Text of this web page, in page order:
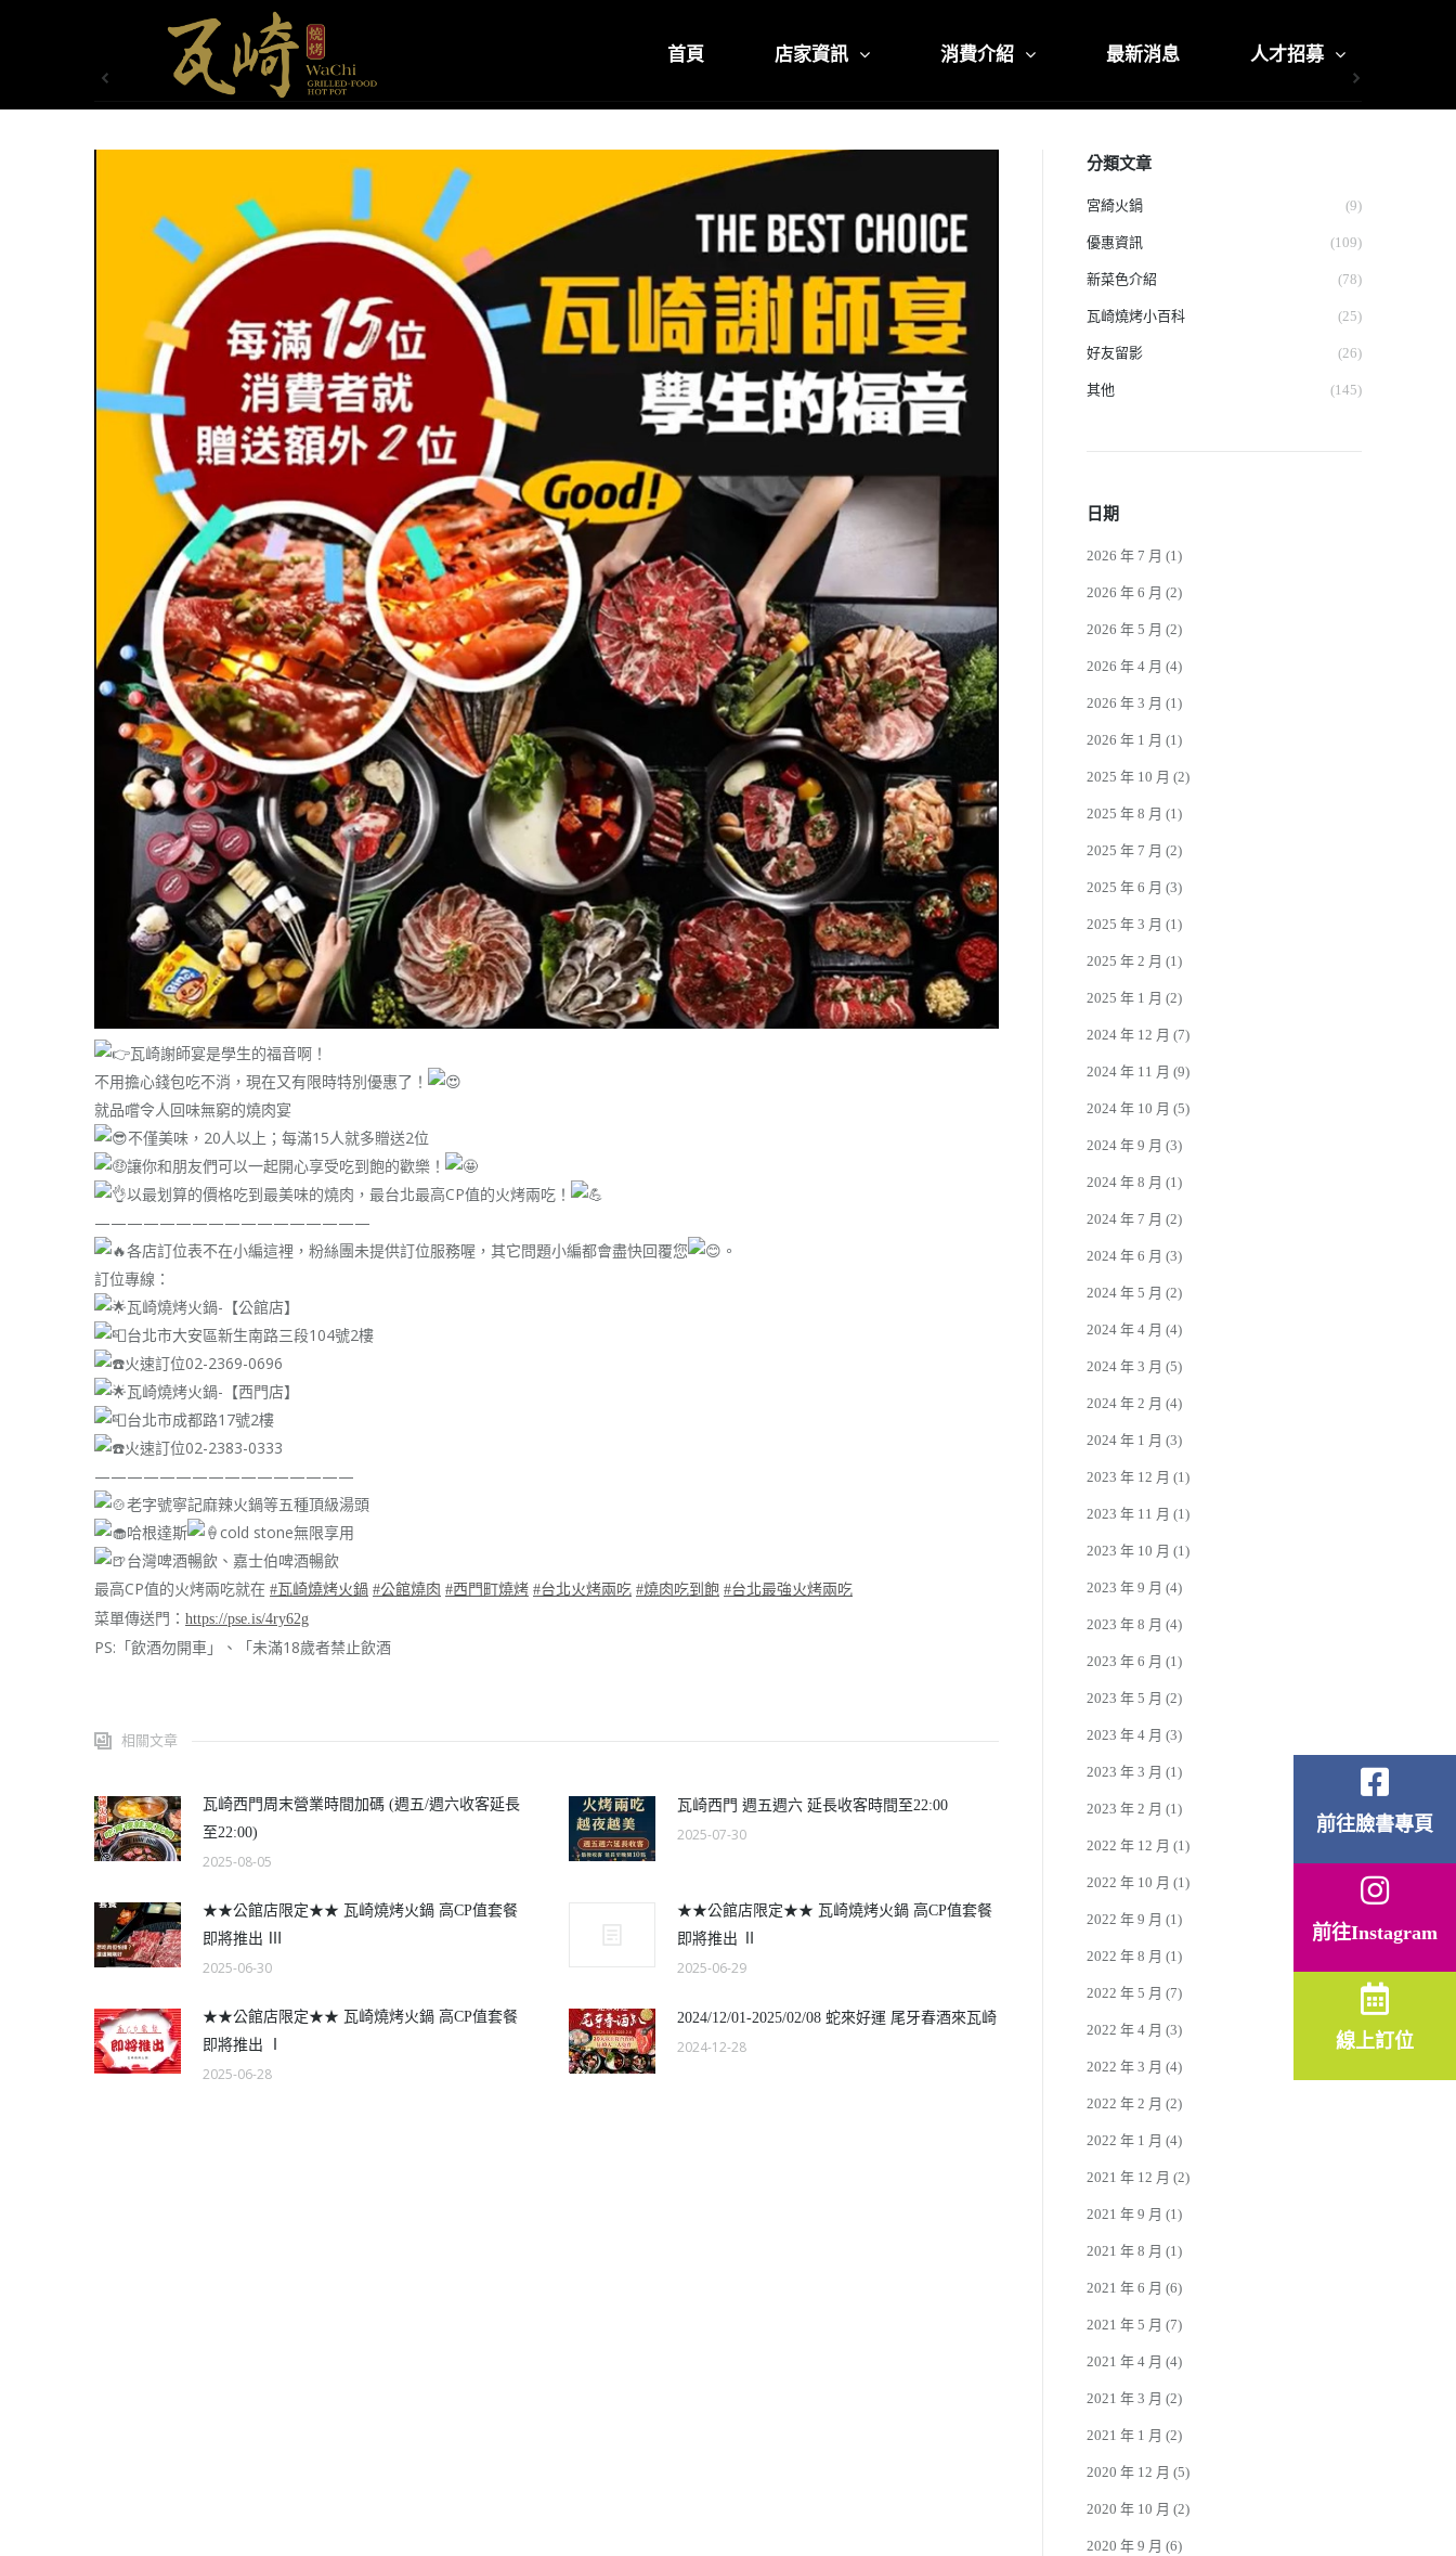
首頁 店家資訊 消費介紹 最新消息 人才招募
瓦崎謝師宴是學生的福音啊！
不用擔心錢包吃不消，現在又有限時特別優惠了！
就品嚐令人回味無窮的燒肉宴
不僅美味，20人以上；每滿15人就多贈送2位
讓你和朋友們可以一起開心享受吃到飽的歡樂！
以最划算的價格吃到最美味的燒肉，最台北最高CP值的火烤兩吃！
—————————————————
各店訂位表不在小編這裡，粉絲團未提供訂位服務喔，其它問題小編都會盡快回覆您
。
訂位專線：
瓦崎燒烤火鍋-【公館店】
台北市大安區新生南路三段104號2樓
火速訂位02-2369-0696
瓦崎燒烤火鍋-【西門店】
台北市成都路17號2樓
火速訂位02-2383-0333
————————————————
老字號寧記麻辣火鍋等五種頂級湯頭
哈根達斯
cold stone無限享用
台灣啤酒暢飲、嘉士伯啤酒暢飲
最高CP值的火烤兩吃就在 #瓦崎燒烤火鍋 #公館燒肉 #西門町燒烤 #台北火烤兩吃 #燒肉吃到飽 #台北最強火烤兩吃
菜單傳送門： https://pse.is/4ry62g
PS:「飲酒勿開車」、「未滿18歲者禁止飲酒
相關文章
瓦崎西門周末營業時間加碼 (週五/週六收客延長
至22:00)
2025-08-05
瓦崎西門 週五週六 延長收客時間至22:00
2025-07-30
★★公館店限定★★ 瓦崎燒烤火鍋 高CP值套餐
即將推出 Ⅲ
2025-06-30
★★公館店限定★★ 瓦崎燒烤火鍋 高CP值套餐
即將推出 Ⅱ
2025-06-29
★★公館店限定★★ 瓦崎燒烤火鍋 高CP值套餐
即將推出 Ⅰ
2025-06-28
2024/12/01-2025/02/08 蛇來好運 尾牙春酒來瓦崎
2024-12-28
分類文章
宮綺火鍋 (9)
優惠資訊 (109)
新菜色介紹 (78)
瓦崎燒烤小百科 (25)
好友留影 (26)
其他 (145)
日期
2026 年 7 月 (1)
2026 年 6 月 (2)
2026 年 5 月 (2)
2026 年 4 月 (4)
2026 年 3 月 (1)
2026 年 1 月 (1)
2025 年 10 月 (2)
2025 年 8 月 (1)
2025 年 7 月 (2)
2025 年 6 月 (3)
2025 年 3 月 (1)
2025 年 2 月 (1)
2025 年 1 月 (2)
2024 年 12 月 (7)
2024 年 11 月 (9)
2024 年 10 月 (5)
2024 年 9 月 (3)
2024 年 8 月 (1)
2024 年 7 月 (2)
2024 年 6 月 (3)
2024 年 5 月 (2)
2024 年 4 月 (4)
2024 年 3 月 (5)
2024 年 2 月 (4)
2024 年 1 月 (3)
2023 年 12 月 (1)
2023 年 11 月 (1)
2023 年 10 月 (1)
2023 年 9 月 (4)
2023 年 8 月 (4)
2023 年 6 月 (1)
2023 年 5 月 (2)
2023 年 4 月 (3)
2023 年 3 月 (1)
2023 年 2 月 (1)
2022 年 12 月 (1)
2022 年 10 月 (1)
2022 年 9 月 (1)
2022 年 8 月 (1)
2022 年 5 月 (7)
2022 年 4 月 (3)
2022 年 3 月 (4)
2022 年 2 月 (2)
2022 年 1 月 (4)
2021 年 12 月 (2)
2021 年 9 月 (1)
2021 年 8 月 (1)
2021 年 6 月 (6)
2021 年 5 月 (7)
2021 年 4 月 (4)
2021 年 3 月 (2)
2021 年 1 月 (2)
2020 年 12 月 (5)
2020 年 10 月 (2)
2020 年 9 月 (6)
前往臉書專頁
前往Instagram
線上訂位